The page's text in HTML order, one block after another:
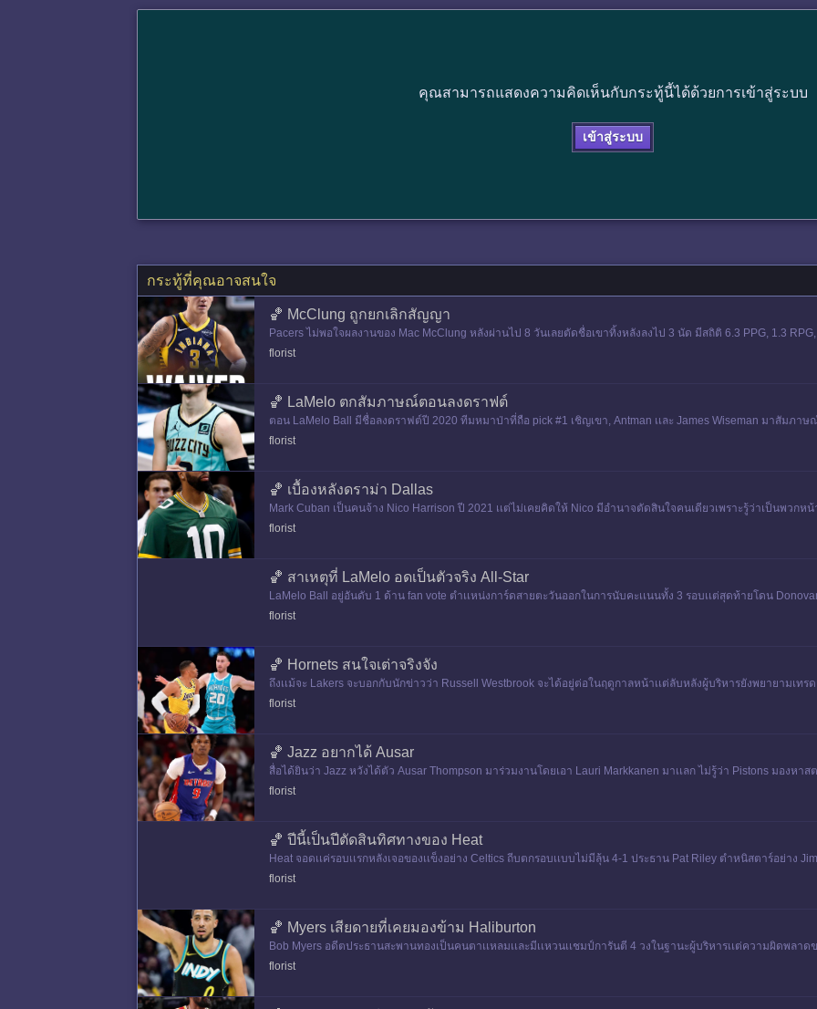
คุณสามารถแสดงความคิดเห็นกับกระทู้นี้ได้ด้วยการเข้าสู่ระบบ
เข้าสู่ระบบ
กระทู้ที่คุณอาจสนใจ
🏀 McClung ถูกยกเลิกสัญญา
Pacers ไม่พอใจผลงานของ Mac McClung หลังผ่านไป 8 วันเลยตัดชื่อเขาทิ้งหลังลงไป 3 นัด มีสถิติ 6.3 PPG, 1.3
ต่อเกมส์จากม้านั่งสํารอง เขามีสัญญาเเบบไม่ก
florist
🏀 LaMelo ตกสัมภาษณ์ตอนลงดราฟต์
ตอน LaMelo Ball มีชื่อลงดราฟต์ปี 2020 ทีมหมาป่าที่ถือ pick #1 เชิญเขา, Antman เเละ James Wiseman มาสัมภาษณ์
ไรในอนาคต เขาตอบว่าอยากเป็นประธานาธิบดีสหรั
florist
🏀 เบื้องหลังดราม่า Dallas
Mark Cuban เป็นคนจ้าง Nico Harrison ปี 2021 เเต่ไม่เคยคิดให้ Nico มีอํานาจตัดสินใจคนเดียวเพราะรู้ว่าเป็นพวกห
นว่ามีเส้นสาย รู้จักผู้เล่นเเละเอเ
florist
🏀 สาเหตุที่ LaMelo อดเป็นตัวจริง All-Star
LaMelo Ball อยู่อันดับ 1 ด้าน fan vote ตําเเหน่งการ์ดสายตะวันออกในการนับคะเเนนทั้ง 3 รอบเเต่สุดท้ายโดน
สื่อไม่ชอบให้อยู่อันดับ 7 เขาเป็นที
florist
🏀 Hornets สนใจเต่าจริงจัง
ถึงเเม้จะ Lakers จะบอกกับนักข่าวว่า Russell Westbrook จะได้อยู่ต่อในฤดูกาลหน้าเเต่ลับหลังผู้บริหารยังพยายามเท
florist
🏀 Jazz อยากได้ Ausar
สื่อได้ยินว่า Jazz หวังได้ตัว Ausar Thompson มาร่วมงานโดยเอา Lauri Markkanen มาเเลก ไม่รู้ว่า Pistons มองห
าให้ไม่จําเป็นต้องทําการเทรดใหญ่กลางฤดูกาลก็
florist
🏀 ปีนี้เป็นปีตัดสินทิศทางของ Heat
Heat จอดเเค่รอบเเรกหลังเจอของเเข็งอย่าง Celtics ถีบตกรอบเเบบไม่มีลุ้น 4-1 ประธาน Pat Riley ตําหนิสตาร์อย่าง
florist
🏀 Myers เสียดายที่เคยมองข้าม Haliburton
Bob Myers อดีตประธานสะพานทองเป็นคนตาเเหลมเเละมีเเหวนเเชมป์การันตี 4 วงในฐานะผู้บริหารเเต่ความผิดพลา
ด้ James Wisema
florist